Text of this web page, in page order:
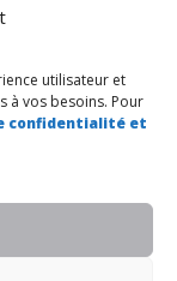
utilisateur et
à vos besoins. Pour
confidentialité et
réservés